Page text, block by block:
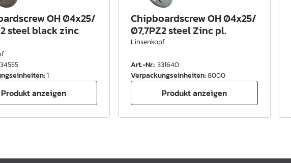
OH Ø4x25/
steel black zinc
:1
Produkt anzeigen
Chipboardscrew OH Ø4x25/
Ø7,7PZ2 steel Zinc pl.
Linsenkopf
Art.-Nr.:331640
Verpackungseinheiten:8000
Produkt anzeigen